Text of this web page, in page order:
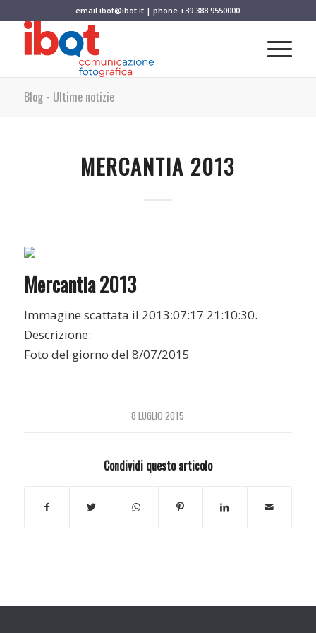
emailibot@ibot.it | phone+39 388 9550000
Blog - Ultime notizie
MERCANTIA 2013
Mercantia 2013
Immagine scattata il 2013:07:17 21:10:30.
Descrizione:
Foto del giorno del 8/07/2015
8 LUGLIO 2015
Condividi questo articolo